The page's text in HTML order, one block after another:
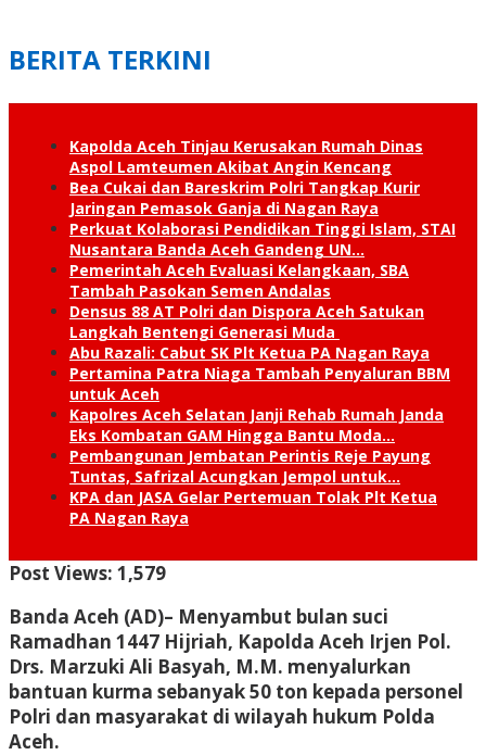
BERITA TERKINI
Kapolda Aceh Tinjau Kerusakan Rumah Dinas
Aspol Lamteumen Akibat Angin Kencang
Bea Cukai dan Bareskrim Polri Tangkap Kurir
Jaringan Pemasok Ganja di Nagan Raya
Perkuat Kolaborasi Pendidikan Tinggi Islam, STAI
Nusantara Banda Aceh Gandeng UN…
Pemerintah Aceh Evaluasi Kelangkaan, SBA
Tambah Pasokan Semen Andalas
Densus 88 AT Polri dan Dispora Aceh Satukan
Langkah Bentengi Generasi Muda
Abu Razali: Cabut SK Plt Ketua PA Nagan Raya
Pertamina Patra Niaga Tambah Penyaluran BBM
untuk Aceh
Kapolres Aceh Selatan Janji Rehab Rumah Janda
Eks Kombatan GAM Hingga Bantu Moda…
Pembangunan Jembatan Perintis Reje Payung
Tuntas, Safrizal Acungkan Jempol untuk…
KPA dan JASA Gelar Pertemuan Tolak Plt Ketua
PA Nagan Raya
Post Views: 1,579
Banda Aceh (AD)– Menyambut bulan suci
Ramadhan 1447 Hijriah, Kapolda Aceh Irjen Pol.
Drs. Marzuki Ali Basyah, M.M. menyalurkan
bantuan kurma sebanyak 50 ton kepada personel
Polri dan masyarakat di wilayah hukum Polda
Aceh.